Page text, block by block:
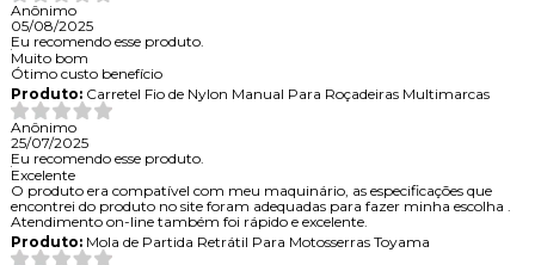
Anônimo
05/08/2025
Eu recomendo esse produto.
Muito bom
Ótimo custo benefício
Produto:Carretel Fio de Nylon Manual Para Roçadeiras Multimarcas
Anônimo
25/07/2025
Eu recomendo esse produto.
Excelente
O produto era compatível com meu maquinário, as especificações que
encontrei do produto no site foram adequadas para fazer minha escolha .
Atendimento on-line também foi rápido e excelente.
Produto:Mola de Partida Retrátil Para Motosserras Toyama